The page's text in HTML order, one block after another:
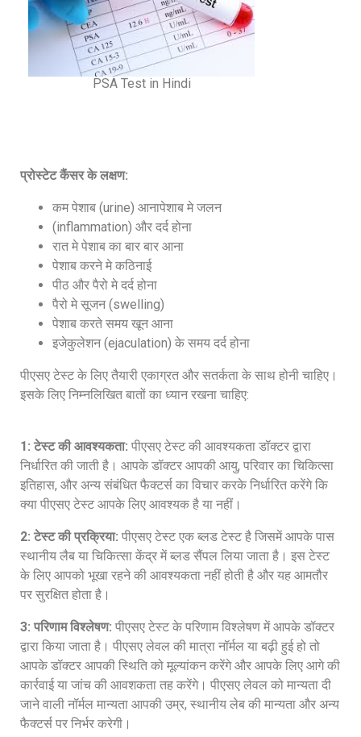
PSA Test in Hindi
प्रोस्टेट कैंसर के लक्षण:
कम पेशाब (urine) आनापेशाब मे जलन
(inflammation) और दर्द होना
रात मे पेशाब का बार बार आना
पेशाब करने मे कठिनाई
पीठ और पैरो मे दर्द होना
पैरो मे सूजन (swelling)
पेशाब करते समय खून आना
इजेकुलेशन (ejaculation) के समय दर्द होना
पीएसए टेस्ट के लिए तैयारी एकाग्रत और सतर्कता के साथ होनी चाहिए।
इसके लिए निम्नलिखित बातों का ध्यान रखना चाहिए:
1: टेस्ट की आवश्यकता: पीएसए टेस्ट की आवश्यकता डॉक्टर द्वारा
निर्धारित की जाती है। आपके डॉक्टर आपकी आयु, परिवार का चिकित्सा
इतिहास, और अन्य संबंधित फैक्टर्स का विचार करके निर्धारित करेंगे कि
क्या पीएसए टेस्ट आपके लिए आवश्यक है या नहीं।
2: टेस्ट की प्रक्रिया: पीएसए टेस्ट एक ब्लड टेस्ट है जिसमें आपके पास
स्थानीय लैब या चिकित्सा केंद्र में ब्लड सैंपल लिया जाता है। इस टेस्ट
के लिए आपको भूखा रहने की आवश्यकता नहीं होती है और यह आमतौर
पर सुरक्षित होता है।
3: परिणाम विश्लेषण: पीएसए टेस्ट के परिणाम विश्लेषण में आपके डॉक्टर
द्वारा किया जाता है। पीएसए लेवल की मात्रा नॉर्मल या बढ़ी हुई हो तो
आपके डॉक्टर आपकी स्थिति को मूल्यांकन करेंगे और आपके लिए आगे की
कार्रवाई या जांच की आवशकता तह करेंगे। पीएसए लेवल को मान्यता दी
जाने वाली नॉर्मल मान्यता आपकी उम्र, स्थानीय लेब की मान्यता और अन्य
फैक्टर्स पर निर्भर करेगी।